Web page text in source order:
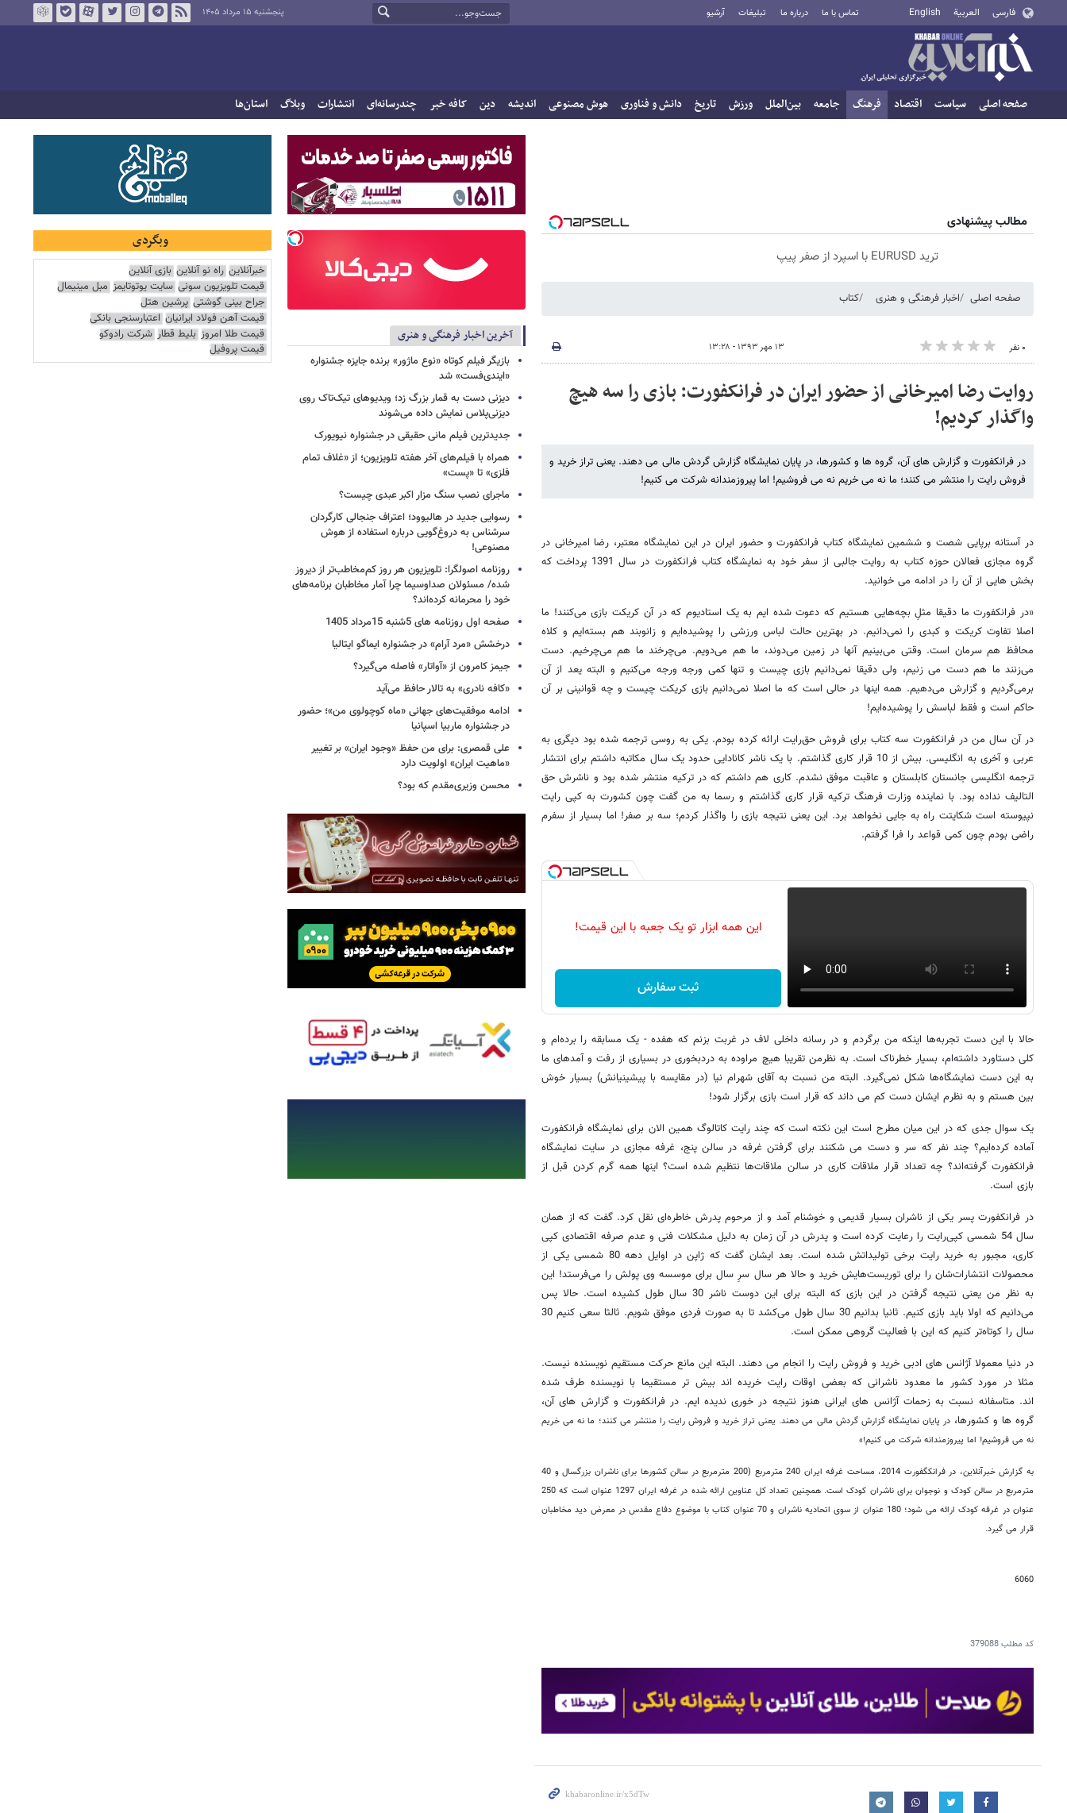
فارسی العربية English تماس با ما درباره ما تبلیغات آرشیو پنجشنبه ۱۵ مرداد ۱۴۰۵
صفحه اصلی سیاست اقتصاد فرهنگ جامعه بین‌الملل ورزش تاریخ دانش و فناوری هوش مصنوعی اندیشه دین کافه خبر چندرسانه‌ای انتشارات وبلاگ استان‌ها
مطالب پیشنهادی
ترید EURUSD با اسپرد از صفر پیپ
صفحه اصلی اخبار فرهنگی و هنری کتاب
۰ نفر ۱۳ مهر ۱۳۹۳ - ۱۳:۲۸
روایت رضا امیرخانی از حضور ایران در فرانکفورت: بازی را سه هیچ
واگذار کردیم!
در فرانکفورت و گزارش های آن، گروه ها و کشورها، در پایان نمایشگاه گزارش گردش مالی می دهند. یعنی تراز خرید و
فروش رایت را منتشر می کنند؛ ما نه می خریم نه می فروشیم! اما پیروزمندانه شرکت می کنیم!
در آستانه برپایی شصت و ششمین نمایشگاه کتاب فرانکفورت و حضور ایران در این نمایشگاه معتبر، رضا امیرخانی در
گروه مجازی فعالان حوزه کتاب به روایت جالبی از سفر خود به نمایشگاه کتاب فرانکفورت در سال 1391 پرداخت که
بخش هایی از آن را در ادامه می خوانید.
«در فرانکفورت ما دقیقا مثلِ بچه‌هایی هستیم که دعوت شده ایم به یک استادیوم که در آن کریکت بازی می‌کنند! ما
اصلا تفاوت کریکت و کبدی را نمی‌دانیم. در بهترین حالت لباس ورزشی را پوشیده‌ایم و زانوبند هم بسته‌ایم و کلاه
محافظ هم سرمان است. وقتی می‌بینیم آنها در زمین می‌دوند، ما هم می‌دویم. می‌چرخند ما هم می‌چرخیم. دست
می‌زنند ما هم دست می زنیم، ولی دقیقا نمی‌دانیم بازی چیست و تنها کمی ورجه ورجه می‌کنیم و البته یعد از آن
برمی‌گردیم و گزارش می‌دهیم. همه اینها در حالی است که ما اصلا نمی‌دانیم بازی کریکت چیست و چه قوانینی بر آن
حاکم است و فقط لباسش را پوشیده‌ایم!
در آن سال من در فرانکفورت سه کتاب برای فروش ‌حق‌رایت ارائه کرده‌ بودم. یکی به روسی ترجمه شده بود دیگری به
عربی و آخری به انگلیسی. بیش از 10 قرار کاری گذاشتم. با یک ناشر کانادایی حدود یک سال مکاتبه داشتم برای انتشار
ترجمه انگلیسی جانستان کابلستان و عاقبت موفق نشدم. کاری هم داشتم که در ترکیه منتشر شده بود و ناشرش حق
التالیف نداده بود. با نماینده وزارت فرهنگ ترکیه قرار کاری گذاشتم و رسما به من گفت چون کشورت به کپی رایت
نپیوسته است شکایتت راه به جایی نخواهد برد. این یعنی نتیجه بازی را واگذار کردم؛ سه بر صفر! اما بسیار از سفرم
راضی بودم چون کمی قواعد را فرا گرفتم.
این همه ابزار تو یک جعبه با این قیمت!
ثبت سفارش
حالا با این دست تجربه‌ها اینکه من برگردم و در رسانه داخلی لاف در غربت بزنم که هفده - یک مسابقه را برده‌ام و
کلی دستاورد داشته‌ام، بسیار خطرناک است. به نظرمن تقریبا هیچ مراوده به دردبخوری در بسیاری از رفت و آمدهای ما
به این دست نمایشگاه‌ها شکل نمی‌گیرد. البته من نسبت به آقای شهرام نیا (در مقایسه با پیشینیانش) بسیار خوش
بین هستم و به نظرم ایشان دست کم می داند که قرار است بازی برگزار شود!
یک سوال جدی که در این میان مطرح است این نکته است که چند رایت کاتالوگ همین الان برای نمایشگاه فرانکفورت
آماده کرده‌ایم؟ چند نفر که سر و دست می شکنند برای گرفتن غرفه در سالن پنج، غرفه مجازی در سایت نمایشگاه
فرانکفورت گرفته‌اند؟ چه تعداد قرار ملاقات کاری در سالن ملاقات‌ها نتظیم شده است؟ اینها همه گرم کردن قبل از
بازی است.
در فرانکفورت پسر یکی از ناشران بسیار قدیمی و خوشنام آمد و از مرحوم پدرش خاطره‌ای نقل کرد. گفت که از همان
سال 54 شمسی کپی‌رایت را رعایت کرده است و پدرش در آن زمان به دلیل مشکلات فنی و عدم صرفه اقتصادی کپی
کاری، مجبور به خرید رایت برخی تولیداتش شده است. بعد ایشان گفت که ژاپن در اوایل دهه 80 شمسی یکی از
محصولات انتشارات‌شان را برای توریست‌هایش خرید و حالا هر سال سرِ سال برای‌ موسسه وی پولش را می‌فرستد! این
به نظر من یعنی نتیجه گرفتن در این بازی که البته برای این دوست ناشر 30 سال طول کشیده است. حالا پس
می‌دانیم که اولا باید بازی کنیم. ثانیا بدانیم 30 سال طول می‌کشد تا به صورت فردی موفق شویم. ثالثا سعی کنیم 30
سال را کوتاه‌تر کنیم که این با فعالیت گروهی ممکن است.
در دنیا معمولا آژانس های ادبی خرید و فروش رایت را انجام می دهند. البته این مانع حرکت مستقیم نویسنده نیست.
مثلا در مورد کشور ما معدود ناشرانی که بعضی اوقات رایت خریده اند بیش تر مستقیما با نویسنده طرف شده
اند. متاسفانه نسبت به زحمات آژانس های ایرانی هنوز نتیجه در خوری ندیده ایم. در فرانکفورت و گزارش های آن،
گروه ها و کشورها، در پایان نمایشگاهگزارش گردش مالی می دهند. یعنی تراز خرید و فروش رایت را منتشر می کنند؛ ما نه می خریم
نه می فروشیم! اما پیروزمندانه شرکت می کنیم!»
به گزارش خبرآنلاین، در فرانکگفورت 2014، مساحت غرفه ایران 240 مترمربع (200 مترمربع در سالن کشورها برای ناشران بزرگسال و 40
مترمربع در سالن کودک و نوجوان برای ناشران کودک است. همچنین
تعداد کل عناوین ارائه شده در غرفه ایران 1297 عنوان است که 250
عنوان در غرفه کودک ارائه می شود؛ 180 عنوان از سوی اتحادیه ناشران و 70 عنوان کتاب با موضوع دفاع مقدس در معرض دید مخاطبان
قرار می گیرد.
6060
کد مطلب379088
آخرین اخبار فرهنگی و هنری
بازیگر فیلم کوتاه «نوع ماژور» برنده جایزه جشنواره
«ایندی‌فست» شد
دیزنی دست به قمار بزرگ زد؛ ویدیوهای تیک‌تاک روی
دیزنی‌پلاس نمایش داده می‌شوند
جدیدترین فیلم مانی حقیقی در جشنواره نیویورک
همراه با فیلم‌های آخر هفته تلویزیون؛ از «غلاف تمام
فلزی» تا «پست»
ماجرای نصب سنگ مزار اکبر عبدی چیست؟
رسوایی جدید در هالیوود؛ اعتراف جنجالی کارگردان
سرشناس به دروغ‌گویی درباره استفاده از هوش
مصنوعی!
روزنامه اصولگرا: تلویزیون هر روز کم‌مخاطب‌تر از دیروز
شده/ مسئولان صداوسیما چرا آمار مخاطبان برنامه‌های
خود را محرمانه کرده‌اند؟
صفحه اول روزنامه های 5شنبه 15مرداد 1405
درخشش «مرد آرام» در جشنواره ایماگو ایتالیا
جیمز کامرون از «آواتار» فاصله می‌گیرد؟
«کافه نادری» به تالار حافظ می‌آید
ادامه موفقیت‌های جهانی «ماه کوچولوی من»؛ حضور
در جشنواره ماربیا اسپانیا
علی قمصری: برای من حفظ «وجود ایران» بر تغییر
«ماهیت ایران» اولویت دارد
محسن وزیری‌مقدم که بود؟
وبگردی
خبرآنلاین راه نو آنلاین بازی آنلاین
قیمت تلویزیون سونی سایت یوتوتایمز مبل مینیمال
جراح بینی گوشتی پرشین هتل
قیمت آهن فولاد ایرانیان اعتبارسنجی بانکی
قیمت طلا امروز بلیط قطار شرکت رادوکو
قیمت پروفیل